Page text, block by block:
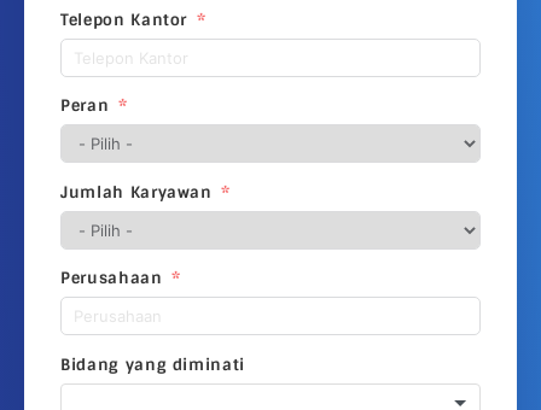
Telepon Kantor
Peran
Jumlah Karyawan
Perusahaan
Bidang yang diminati